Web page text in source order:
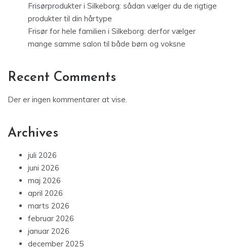
Frisørprodukter i Silkeborg: sådan vælger du de rigtige
produkter til din hårtype
Frisør for hele familien i Silkeborg: derfor vælger
mange samme salon til både børn og voksne
Recent Comments
Der er ingen kommentarer at vise.
Archives
juli 2026
juni 2026
maj 2026
april 2026
marts 2026
februar 2026
januar 2026
december 2025